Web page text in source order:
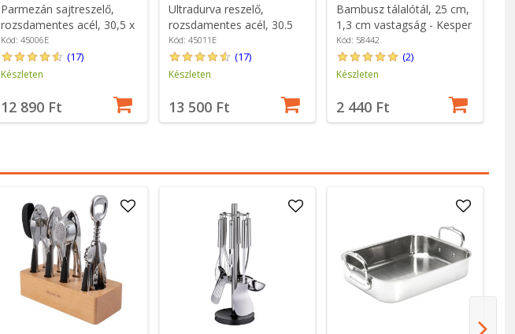
Parmezán sajtreszelő,
rozsdamentes acél, 30,5 x
6,5 cm - Microplane
Kód: 45006E
(17)
Készleten
12 890 Ft
Ultradurva reszelő,
rozsdamentes acél, 30.5
cm x 10 cm - Microplane
Kód: 45011E
(17)
Készleten
13 500 Ft
Bambusz tálalótál, 25 cm,
1,3 cm vastagság - Kesper
Kód: 58442
(2)
Készleten
2 440 Ft